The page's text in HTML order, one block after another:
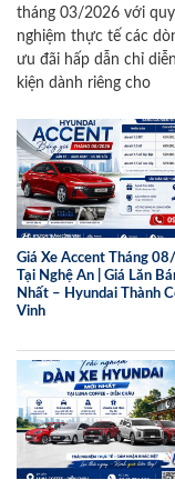
tháng 03/2026 với
nghiệm thực tế các
ưu đãi hấp dẫn chỉ
kiện dành riêng cho
Giá Xe Accent Tháng
Tại Nghệ An | Giá Lăn
Nhất – Hyundai Thành
Vinh